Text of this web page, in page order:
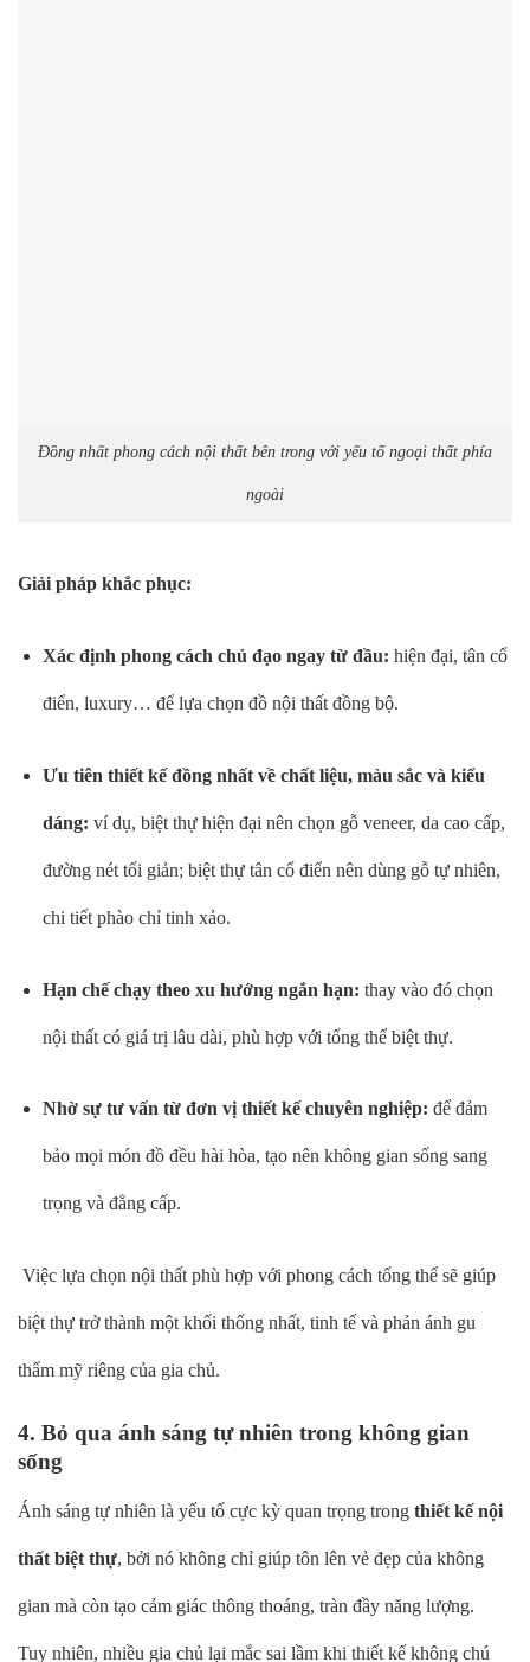
Đồng nhất phong cách nội thất bên trong với yếu tố ngoại thất phía
ngoài
Giải pháp khắc phục:
Xác định phong cách chủ đạo ngay từ đầu: hiện đại, tân cổ
điển, luxury… để lựa chọn đồ nội thất đồng bộ.
Ưu tiên thiết kế đồng nhất về chất liệu, màu sắc và kiểu
dáng: ví dụ, biệt thự hiện đại nên chọn gỗ veneer, da cao cấp,
đường nét tối giản; biệt thự tân cổ điển nên dùng gỗ tự nhiên,
chi tiết phào chỉ tinh xảo.
Hạn chế chạy theo xu hướng ngắn hạn: thay vào đó chọn
nội thất có giá trị lâu dài, phù hợp với tổng thể biệt thự.
Nhờ sự tư vấn từ đơn vị thiết kế chuyên nghiệp: để đảm
bảo mọi món đồ đều hài hòa, tạo nên không gian sống sang
trọng và đẳng cấp.
Việc lựa chọn nội thất phù hợp với phong cách tổng thể sẽ giúp
biệt thự trở thành một khối thống nhất, tinh tế và phản ánh gu
thẩm mỹ riêng của gia chủ.
4. Bỏ qua ánh sáng tự nhiên trong không gian
sống
Ánh sáng tự nhiên là yếu tố cực kỳ quan trọng trong thiết kế nội
thất biệt thự, bởi nó không chỉ giúp tôn lên vẻ đẹp của không
gian mà còn tạo cảm giác thông thoáng, tràn đầy năng lượng.
Tuy nhiên, nhiều gia chủ lại mắc sai lầm khi thiết kế không chú